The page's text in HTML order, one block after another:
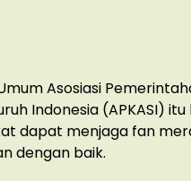
Asosiasi
Indonesia (APKASI)
dapat menjaga fan
dengan baik.